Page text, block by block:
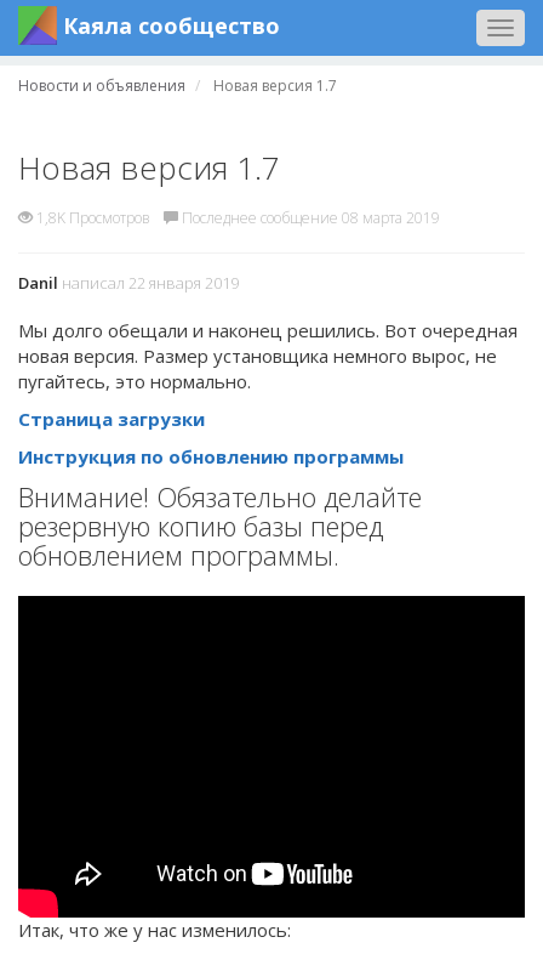
Каяла сообщество
Новости и объявления Новая версия 1.7
Новая версия 1.7
1,8K Просмотров Последнее сообщение 08 марта 2019
Danil написал 22 января 2019
Мы долго обещали и наконец решились. Вот очередная
новая версия. Размер установщика немного вырос, не
пугайтесь, это нормально.
Страница загрузки
Инструкция по обновлению программы
Внимание! Обязательно делайте
резервную копию базы перед
обновлением программы.
Итак, что же у нас изменилось: